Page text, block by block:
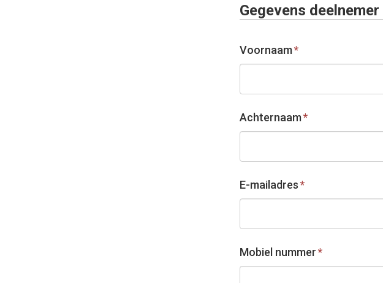
Gegevens deelnemer
Voornaam*
Achternaam*
E-mailadres*
Mobiel nummer*